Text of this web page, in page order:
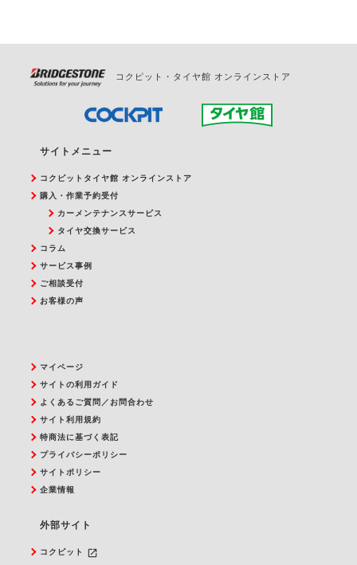
コクピット・タイヤ館 オンラインストア
サイトメニュー
コクピットタイヤ館 オンラインストア
購入・作業予約受付
カーメンテナンスサービス
タイヤ交換サービス
コラム
サービス事例
ご相談受付
お客様の声
マイページ
サイトの利用ガイド
よくあるご質問／お問合わせ
サイト利用規約
特商法に基づく表記
プライバシーポリシー
サイトポリシー
企業情報
外部サイト
コクピット
launch